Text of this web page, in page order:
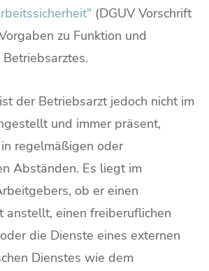
(DGUV Vorschrift
zu Funktion und
der Betriebsarzt jedoch nicht im
und immer präsent,
regelmäßigen oder
Abständen. Es liegt im
ob er einen
anstellt, einen freiberuflichen
die Dienste eines externen
Dienstes wie dem